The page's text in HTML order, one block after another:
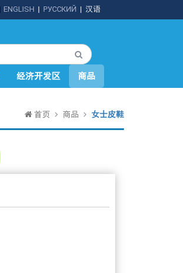
| 汉语
| РУССКИЙ
ENGLISH
经济开发区 商品
首页 商品 女士皮鞋